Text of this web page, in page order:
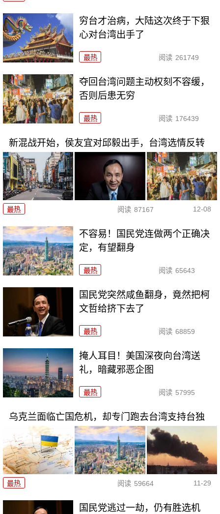
穷台才治病，大陆这次终于下狠
心对台湾出手了
最热 阅读 261749
夺回台湾问题主动权刻不容缓，
否则后患无穷
最热 阅读 176439
新混战开始，侯友宜对邱毅出手，台湾选情反转
最热 阅读 87167 12-08
不容易！国民党连做两个正确决
定，有望翻身
最热 阅读 65643
国民党突然咸鱼翻身，竟然把柯
文哲给挤下去了
最热 阅读 68859
掩人耳目！美国深夜向台湾送
礼，暗藏邪恶企图
最热 阅读 57995
乌克兰面临亡国危机，却专门跑去台湾支持台独
最热 阅读 59664 11-29
国民党逃过一劫，仍有胜选机